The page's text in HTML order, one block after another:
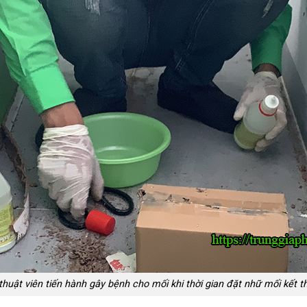
viên tiến hành gây bệnh cho mối khi thời gian đặt nhữ mối kết